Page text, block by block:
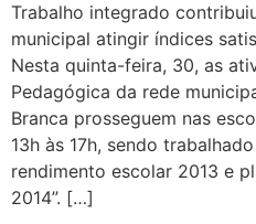
Trabalho integrado
municipal atingir índices
Nesta quinta-feira, 30, as
Pedagógica da rede
Branca prosseguem nas
13h às 17h, sendo
rendimento escolar 2013 e
2014”. […]